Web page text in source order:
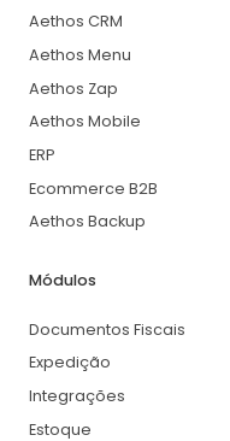
Aethos CRM
Aethos Menu
Aethos Zap
Aethos Mobile
ERP
Ecommerce B2B
Aethos Backup
Módulos
Documentos Fiscais
Expedição
Integrações
Estoque